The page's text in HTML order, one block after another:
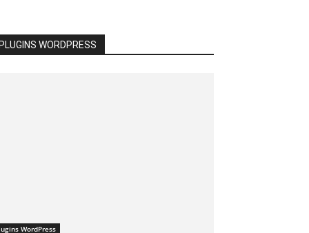
WORDPRESS
WordPress